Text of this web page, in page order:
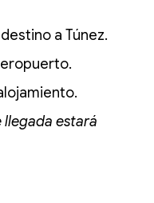
a Túnez.
llegada estará